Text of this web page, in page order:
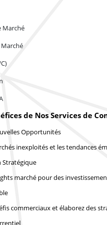
Marché
de Nos Services de
Opportunités
inexploités et les tendances
Stratégique
marché pour des
commerciaux et élaborez des